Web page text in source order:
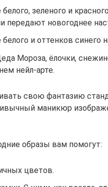
зеленого и
передают новогоднее
белого и оттенков синего
Мороза, ёлочки,
нейл-арте.
свою фантазию
маникюр
образы вам помогут:
цветов.